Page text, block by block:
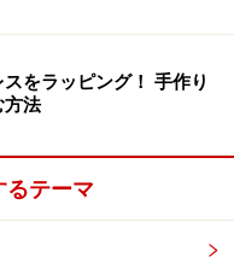
れるときは、まずこ
度開いて包みなおし
して固定してくださ
をラッピング！ 手作り
方法
るテーマ